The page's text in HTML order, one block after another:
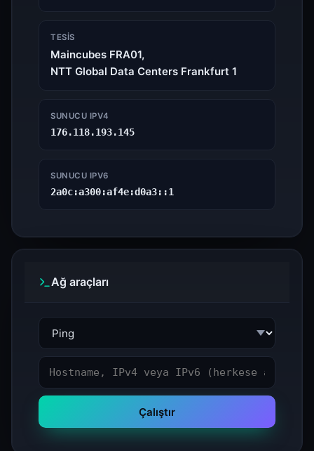
TESIS
Maincubes FRA01,
NTT Global Data Centers Frankfurt 1
SUNUCU IPV4
176.118.193.145
SUNUCU IPV6
2a0c:a300:af4e:d0a3::1
Ağ araçları
Çalıştır